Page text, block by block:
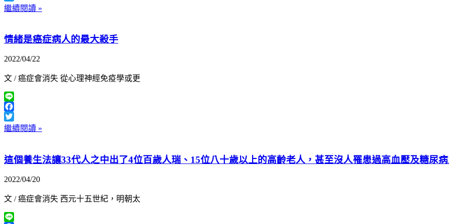
Twitter
繼續閱讀 »
情緒是癌症病人的最大殺手
2022/04/22
文 / 癌症會消失 從心理神經免疫學或更
Line
Facebook
Twitter
繼續閱讀 »
這個養生法讓33代人之中出了4位百歲人瑞、15位八十歲以上的高齡老人，甚至沒人罹患過高血壓及糖尿
2022/04/20
文 / 癌症會消失 西元十五世紀，明朝太